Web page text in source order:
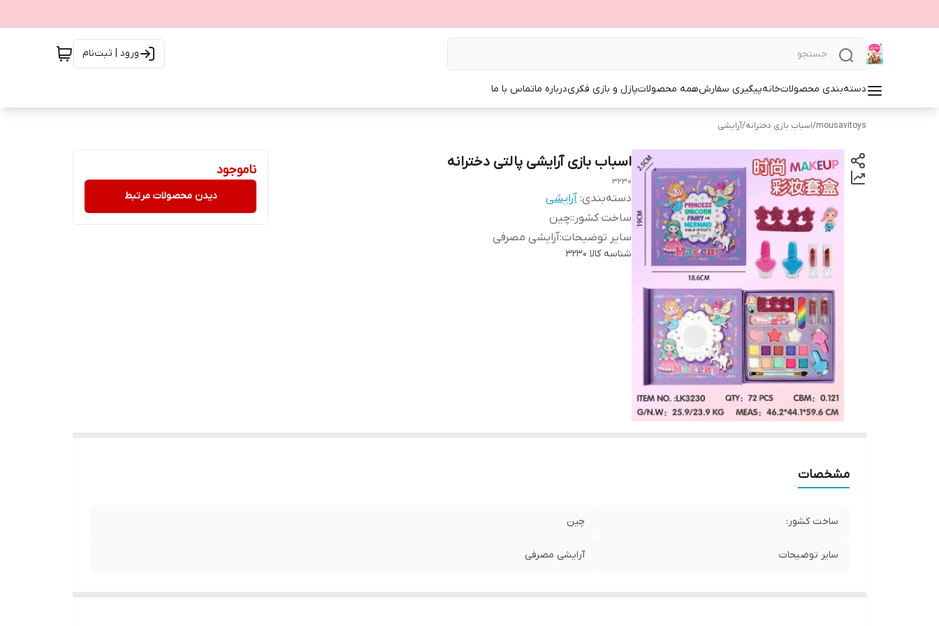
ورود | ثبت‌نام
دسته‌بندی محصولاتخانهپیگیری سفارشهمه محصولاتپازل و بازی فکریدرباره ماتماس با ما
mousavitoys
/اسباب بازی دخترانه/آرایشی
اسباب بازی آرایشی پالتی دخترانه
3230
دسته‌بندی: آرایشی
ساخت کشور::چین
سایر توضیحات:آرایشی مصرفی
شناسه کالا 3230
ناموجود
دیدن محصولات مرتبط
مشخصات
ساخت کشور: چین
سایر توضیحات آرایشی مصرفی